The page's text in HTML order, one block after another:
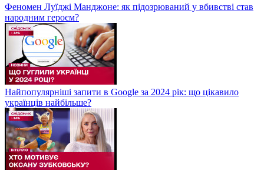
Феномен Луїджі Манджоне: як підозрюваний у вбивстві став
народним героєм?
Найпопулярніші запити в Google за 2024 рік: що цікавило
українців найбільше?